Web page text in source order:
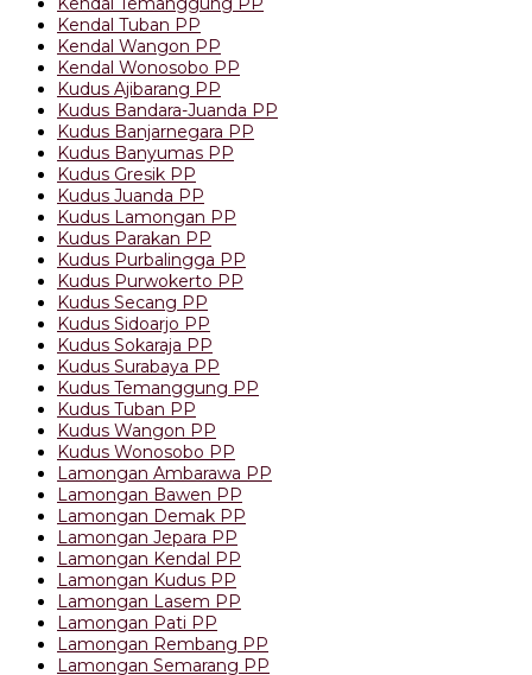
Kendal Tuban PP
Kendal Wangon PP
Kendal Wonosobo PP
Kudus Ajibarang PP
Kudus Bandara-Juanda PP
Kudus Banjarnegara PP
Kudus Banyumas PP
Kudus Gresik PP
Kudus Juanda PP
Kudus Lamongan PP
Kudus Parakan PP
Kudus Purbalingga PP
Kudus Purwokerto PP
Kudus Secang PP
Kudus Sidoarjo PP
Kudus Sokaraja PP
Kudus Surabaya PP
Kudus Temanggung PP
Kudus Tuban PP
Kudus Wangon PP
Kudus Wonosobo PP
Lamongan Ambarawa PP
Lamongan Bawen PP
Lamongan Demak PP
Lamongan Jepara PP
Lamongan Kendal PP
Lamongan Kudus PP
Lamongan Lasem PP
Lamongan Pati PP
Lamongan Rembang PP
Lamongan Semarang PP